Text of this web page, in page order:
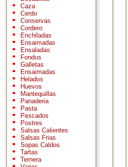
Caza
Cerdo
Conservas
Cordero
Enchiladas
Ensaimadas
Ensaladas
Fondus
Galletas
Ensaimadas
Helados
Huevos
Mantequillas
Panaderia
Pasta
Pescados
Postres
Salsas Calientes
Salsas Frias
Sopas Caldos
Tartas
Ternera